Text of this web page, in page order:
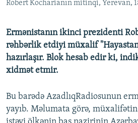
AZADLIQRADIOSU MOBIL TELEFONUNUZDA
XƏBƏR BÜLLETENLƏRIMIZ
RFE/RL-in bütün saytları
Robert Kocharianın mitinqi, Yerevan,
Ermənistanın ikinci prezidenti
rəhbərlik etdiyi müxalif
hazırlaşır. Blok hesab edir ki,
xidmət etmir.
Bu barədə AzadlıqRadiosunun
yayıb. Məlumata görə,